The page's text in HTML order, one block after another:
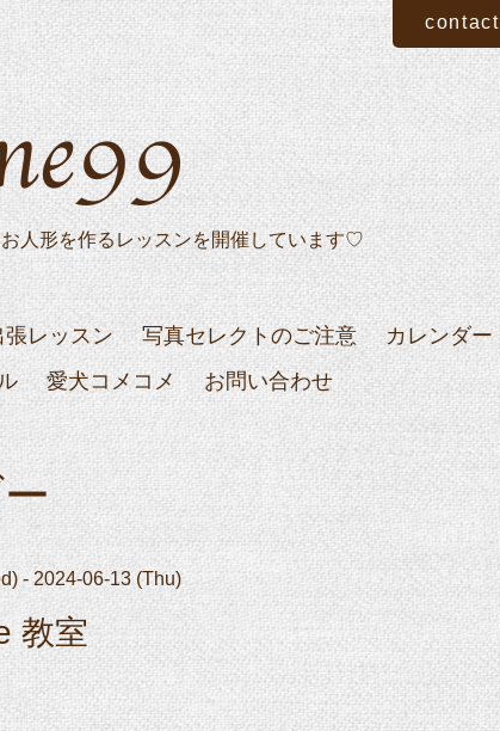
人形を作るレッスンを開催しています♡
contact
張レッスン 写真セレクトのご注意
カレンダー
愛犬コメコメ お問い合わせ
- 2024-06-13 (Thu)
教室